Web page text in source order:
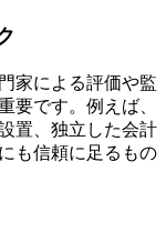
家による評価や監
要です。例えば、
置、独立した会計
も信頼に足るもの